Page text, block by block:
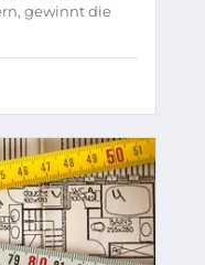
gewinnt die